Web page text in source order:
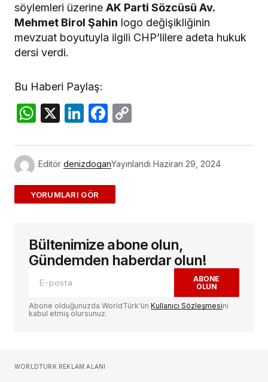
söylemleri üzerine AK Parti Sözcüsü Av.
Mehmet Birol Şahin logo değişikliğinin
mevzuat boyutuyla ilgili CHP’lilere adeta hukuk
dersi verdi.
Bu Haberi Paylaş:
WhatsApp
X LinkedIn
Facebook
Editör denizdoganYayınlandı Haziran 29, 2024
ADD A COMMENT
E-posta adresiniz yayınlanmayacak.
alanlar*ile işaretlenmişlerdir
Yorum
Sizin adınız*
Bültenimize abone olun,
Gündemden haberdar olun!
ABONE
OLUN
Abone olduğunuzda WorldTürk'ün Kullanıcı Sözleşmesini
kabul etmiş olursunuz.
WORLDTURK REKLAM ALANI